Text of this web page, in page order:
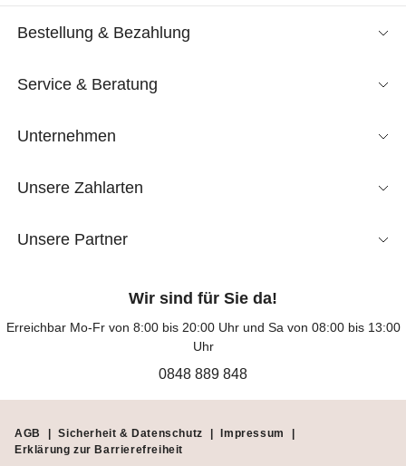
Bestellung & Bezahlung
Service & Beratung
Unternehmen
Unsere Zahlarten
Unsere Partner
Wir sind für Sie da!
Erreichbar Mo-Fr von 8:00 bis 20:00 Uhr und Sa von 08:00 bis 13:00
Uhr
0848 889 848
AGB Sicherheit & Datenschutz Impressum
Erklärung zur Barrierefreiheit